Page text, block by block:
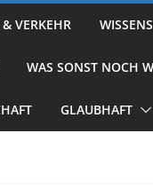
VERKEHR
WAS SONST NOCH
GLAUBHAFT